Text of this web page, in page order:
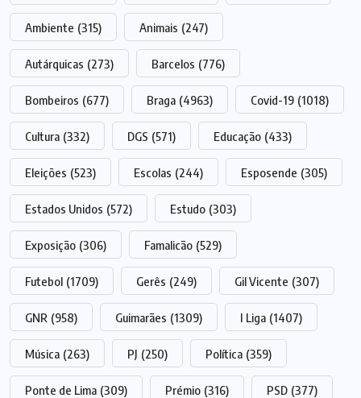
Ambiente (315) Animais (247)
Autárquicas (273) Barcelos (776)
Bombeiros (677) Braga (4963) Covid-19 (1018)
Cultura (332) DGS (571) Educação (433)
Eleições (523) Escolas (244) Esposende (305)
Estados Unidos (572) Estudo (303)
Exposição (306) Famalicão (529)
Futebol (1709) Gerês (249) Gil Vicente (307)
GNR (958) Guimarães (1309) I Liga (1407)
Música (263) PJ (250) Política (359)
Ponte de Lima (309) Prémio (316) PSD (377)